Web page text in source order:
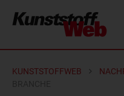
KUNSTSTOFFWEB